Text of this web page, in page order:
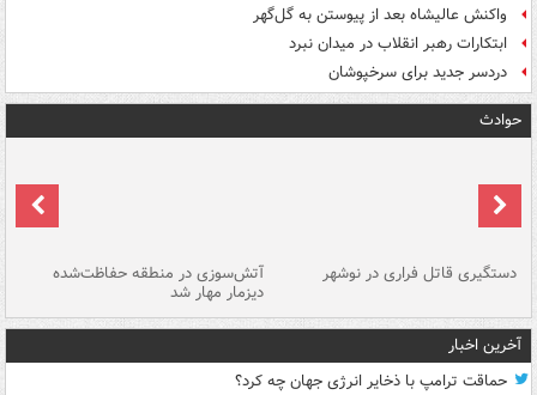
واکنش عالیشاه بعد از پیوستن به گل‌گهر
ابتکارات رهبر انقلاب در میدان نبرد
دردسر جدید برای سرخپوشان
حوادث
دستگیری قاتل فراری در نوشهر آتش‌سوزی در منطقه حفاظت‌شده
دیزمار مهار شد
آخرین اخبار
حماقت ترامپ با ذخایر انرژی جهان چه کرد؟